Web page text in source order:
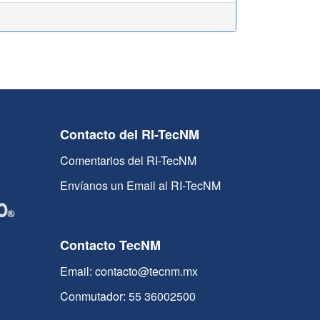
Contacto del RI-TecNM
Comentarios del RI-TecNM
Envíanos un Email al RI-TecNM
Contacto TecNM
Email: contacto@tecnm.mx
Conmutador: 55 36002500